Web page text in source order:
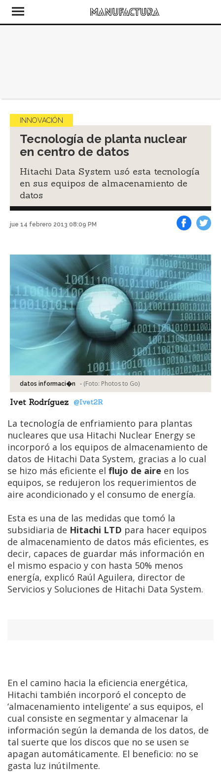
INNOVACIÓN
Tecnología de planta nuclear
en centro de datos
Hitachi Data System usó esta tecnología
en sus equipos de almacenamiento de
datos
jue 14 febrero 2013 08:09 PM
datos informaci�n - (Foto: Photos to Go)
Ivet Rodríguez @Ivet2R
La tecnología de enfriamiento para plantas
nucleares que usa Hitachi Nuclear Energy se
incorporó a los equipos de almacenamiento de
datos de Hitachi Data System, gracias a lo cual
se hizo más eficiente el flujo de aire en los
equipos, se redujeron los requerimientos de
aire acondicionado y el consumo de energía.
Esta es una de las medidas que tomó la
subsidiaria de Hitachi LTD para hacer equipos
de almacenamiento de datos más eficientes, es
decir, capaces de guardar más información en
el mismo espacio y con hasta 50% menos
energía, explicó Raúl Aguilera, director de
Servicios y Soluciones de Hitachi Data System.
En el camino hacia la eficiencia energética,
Hitachi también incorporó el concepto de
‘almacenamiento inteligente’ a sus equipos, el
cual consiste en segmentar y almacenar la
información según la demanda de los datos, de
tal suerte que los discos que no se usen se
apagan automáticamente. El beneficio: no se
gasta luz inútilmente.